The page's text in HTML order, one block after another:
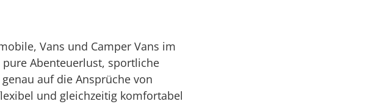
Vans und Camper Vans im
Abenteuerlust, sportliche
auf die Ansprüche von
und gleichzeitig komfortabel